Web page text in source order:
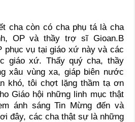
cha còn có cha phụ tá là cha
OP và thầy trợ sĩ Gioan.B
phục vụ tại giáo xứ này và các
giáo xứ. Thấy quý cha, thầy
xâu vùng xa, giáp biên nước
khó, tôi chợt lặng thầm tạ ơn
Giáo hội những linh mục thật
ánh sáng Tin Mừng đến và
đây, các cha thật sự là những